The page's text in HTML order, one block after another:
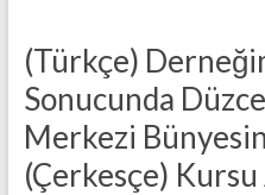
(Türkçe)
Sonucunda
Merkezi
(Çerkesçe) Kursu